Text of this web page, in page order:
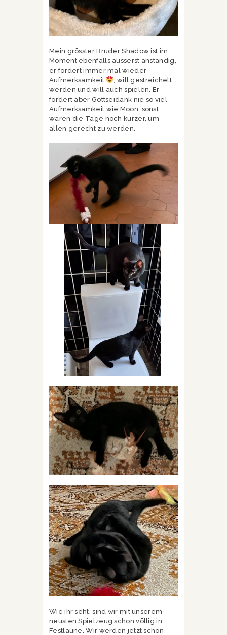
Mein grösster Bruder Shadow ist im
Moment ebenfalls äusserst anständig,
er fordert immer mal wieder
Aufmerksamkeit
, will gestreichelt
werden und will auch spielen. Er
fordert aber Gottseidank nie so viel
Aufmerksamkeit wie Moon, sonst
wären die Tage noch kürzer, um
allen gerecht zu werden.
Wie ihr seht, sind wir mit unserem
neusten Spielzeug schon völlig in
Festlaune. Wir werden jetzt schon